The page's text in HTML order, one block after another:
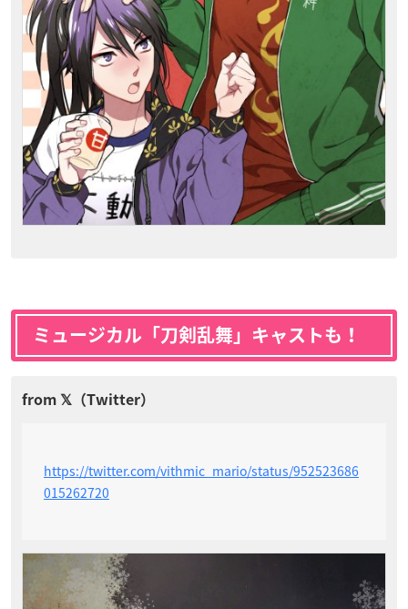
ミュージカル「刀剣乱舞」キャストも！
https://twitter.com/vithmic_mario/status/952523686
015262720